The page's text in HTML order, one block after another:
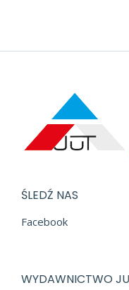
ŚLEDŹ NAS
Facebook
WYDAWNICTWO